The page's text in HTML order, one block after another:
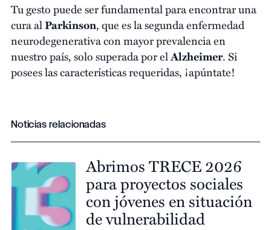
Tu gesto puede ser fundamental para encontrar una
cura alParkinson, que es la segunda enfermedad
neurodegenerativa con mayor prevalencia en
nuestro país, solo superada por elAlzheimer. Si
posees las características requeridas, ¡apúntate!
Noticias relacionadas
Abrimos TRECE 2026
para proyectos sociales
con jóvenes en situación
de vulnerabilidad